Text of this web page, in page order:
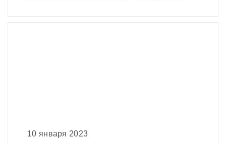
10 января 2023